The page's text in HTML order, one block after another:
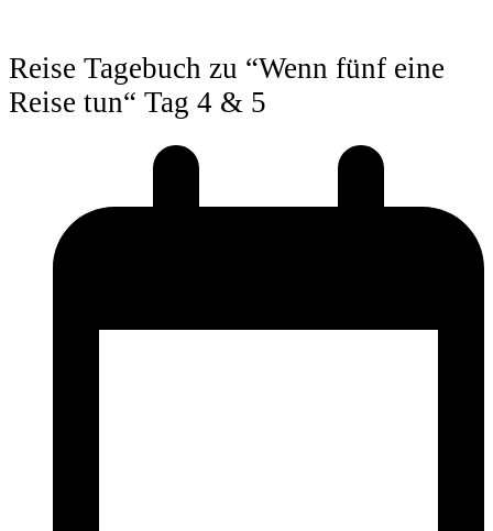
Reise Tagebuch zu “Wenn fünf eine
Reise tun“ Tag 4 & 5